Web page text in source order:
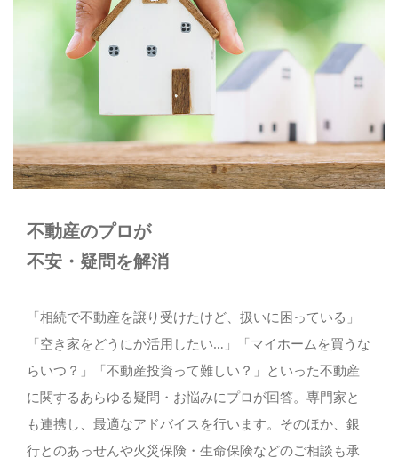
お問い合わせ
03-5810-1533
メールでのお問い合わせ
不動産のプロが
不安・疑問を解消
「相続で不動産を譲り受けたけど、扱いに困っている」
「空き家をどうにか活用したい…」「マイホームを買うな
らいつ？」「不動産投資って難しい？」といった不動産
に関するあらゆる疑問・お悩みにプロが回答。専門家と
も連携し、最適なアドバイスを行います。そのほか、銀
行とのあっせんや火災保険・生命保険などのご相談も承